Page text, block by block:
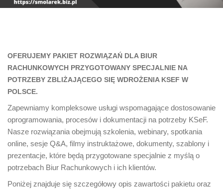
OFERUJEMY PAKIET ROZWIĄZAŃ DLA BIUR
RACHUNKOWYCH PRZYGOTOWANY SPECJALNIE NA
POTRZEBY ZBLIŻAJĄCEGO SIĘ WDROŻENIA KSEF W
POLSCE.
Zapewniamy kompleksowe usługi wspomagające dostosowanie
oprogramowania, procesów i dokumentacji na potrzeby KSeF.
Nasze rozwiązania obejmują szkolenia, webinary, spotkania
online, sesje Q&A, filmy instruktażowe, dokumenty, szablony i
prezentacje, które będą przygotowane specjalnie z myślą o
potrzebach Biur Rachunkowych i ich klientów.
Poniżej znajduje się szczegółowy opis zawartości pakietu oraz